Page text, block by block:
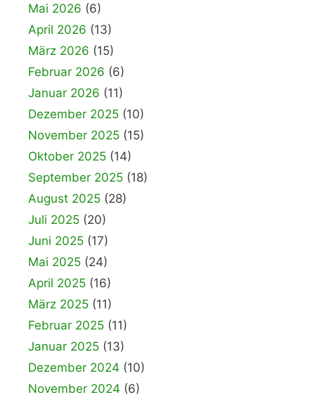
Mai 2026 (6)
April 2026 (13)
März 2026 (15)
Februar 2026 (6)
Januar 2026 (11)
Dezember 2025 (10)
November 2025 (15)
Oktober 2025 (14)
September 2025 (18)
August 2025 (28)
Juli 2025 (20)
Juni 2025 (17)
Mai 2025 (24)
April 2025 (16)
März 2025 (11)
Februar 2025 (11)
Januar 2025 (13)
Dezember 2024 (10)
November 2024 (6)